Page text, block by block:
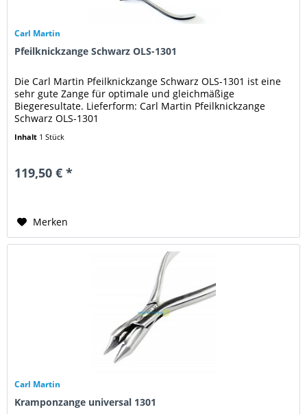
Carl Martin
Pfeilknickzange Schwarz OLS-1301
Die Carl Martin Pfeilknickzange Schwarz OLS-1301 ist eine
sehr gute Zange für optimale und gleichmäßige
Biegeresultate. Lieferform: Carl Martin Pfeilknickzange
Schwarz OLS-1301
Inhalt 1 Stück
119,50 € *
Merken
Carl Martin
Kramponzange universal 1301